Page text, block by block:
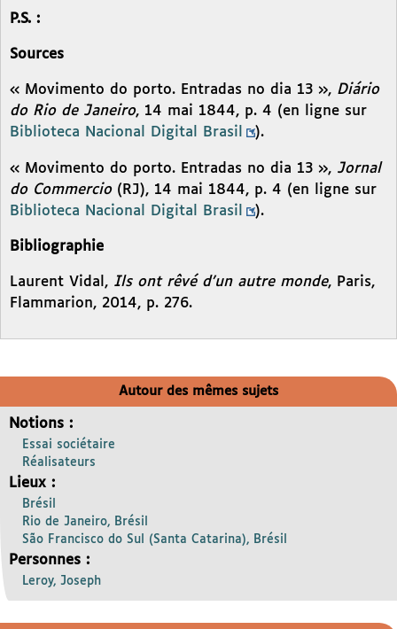
P.S. :
Sources
« Movimento do porto. Entradas no dia 13 », Diário
do Rio de Janeiro, 14 mai 1844, p. 4 (en ligne sur
Biblioteca Nacional Digital Brasil
).
« Movimento do porto. Entradas no dia 13 », Jornal
do Commercio(RJ), 14 mai 1844, p. 4 (en ligne sur
Biblioteca Nacional Digital Brasil
).
Bibliographie
Laurent Vidal, Ils ont rêvé d’un autre monde, Paris,
Flammarion, 2014, p. 276.
Autour des mêmes sujets
Notions :
Essai sociétaire
Réalisateurs
Lieux :
Brésil
Rio de Janeiro, Brésil
São Francisco do Sul (Santa Catarina), Brésil
Personnes :
Leroy, Joseph